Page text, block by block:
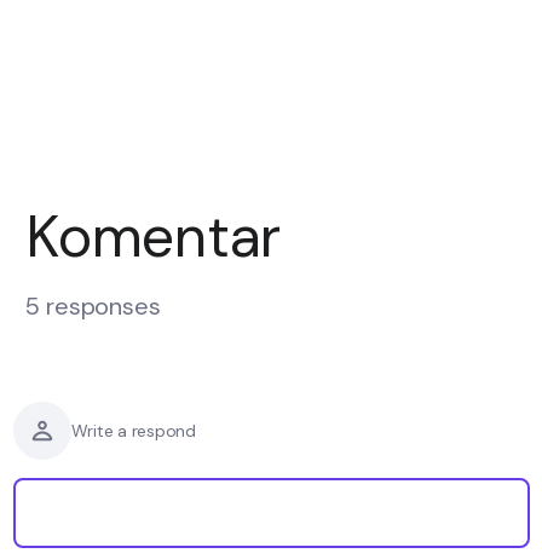
Komentar
5 responses
Write a respond